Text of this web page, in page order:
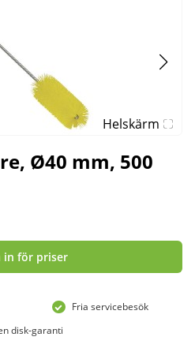
Helskärm
Ø40 mm, 500
in för priser
Fria servicebesök
disk-garanti